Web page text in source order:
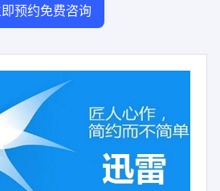
预约免费咨询